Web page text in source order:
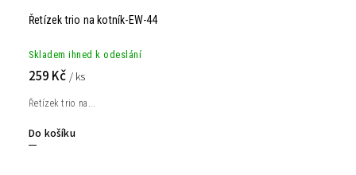
Řetízek trio na kotník-EW-44
Skladem ihned k odeslání
259 Kč / ks
Do košíku
Řetízek trio na...